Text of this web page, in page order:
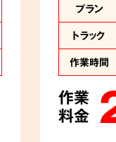
プラン
トラック
作業時間
作業
料金